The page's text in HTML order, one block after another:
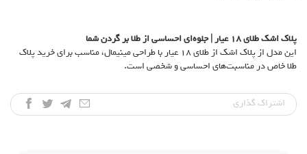
پلاک اشک طلای۱۸ عیار | جلوه‌ای احساسی از طلا بر گردن شما
این مدل از پلاک اشک از طلای ۱۸ عیار با طراحی مینیمال، مناسب برای خرید پلاک
طلا خاص در مناسبت‌های احساسی و شخصی است.
اشتراک‌ گذاری